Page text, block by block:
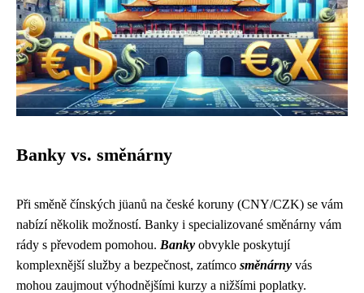
Banky vs. směnárny
Při směně čínských jüanů na české koruny (CNY/CZK) se vám
nabízí několik možností. Banky i specializované směnárny vám
rády s převodem pomohou. Banky obvykle poskytují
komplexnější služby a bezpečnost, zatímco směnárny vás
mohou zaujmout výhodnějšími kurzy a nižšími poplatky.